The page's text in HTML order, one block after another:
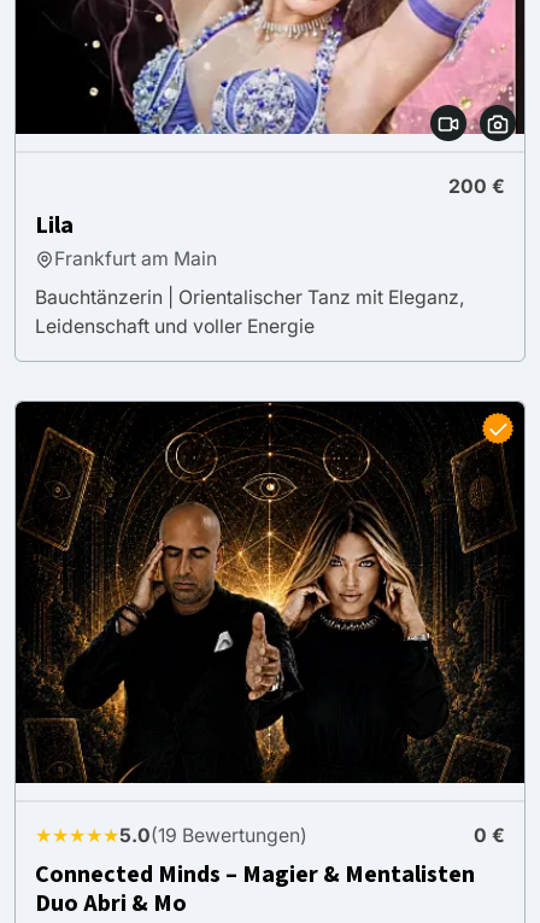
200 €
Lila
Frankfurt am Main
Bauchtänzerin | Orientalischer Tanz mit Eleganz,
Leidenschaft und voller Energie
★★★★★5.0(19 Bewertungen) 0 €
Connected Minds – Magier & Mentalisten
Duo Abri & Mo